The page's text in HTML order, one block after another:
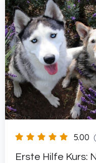
5.00
Erste Hilfe Kurs: